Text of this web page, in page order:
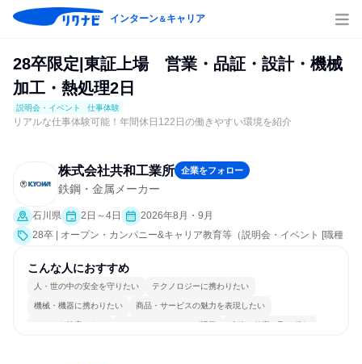
インターン＆キャリア
28卒限定|東証上場 営業・品証・設計・機械
加工・熱処理2日
説明会・イベント 仕事体験
リアルな仕事体験可能！年間休日122日の働きやすい環境を紹介
株式会社共和工業所 企業をフォロー
鉄鋼・金属メーカー
石川県 2日～4日
2026年8月・9月
28卒 | オープン・カンパニー&キャリア教育等（説明会・イベント [職種
こんな人におすすめ
人・世の中の安全を守りたい テクノロジーに携わりたい
機械・機器に携わりたい 商品・サービスの魅力を表現したい
チームを統率したい コミュニケーションが活発 冷静に仕事に取り組む